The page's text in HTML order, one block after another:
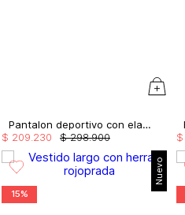
Pantalon deportivo con elastico
$ 298.900
$ 209 230 $
Nuevo
15%